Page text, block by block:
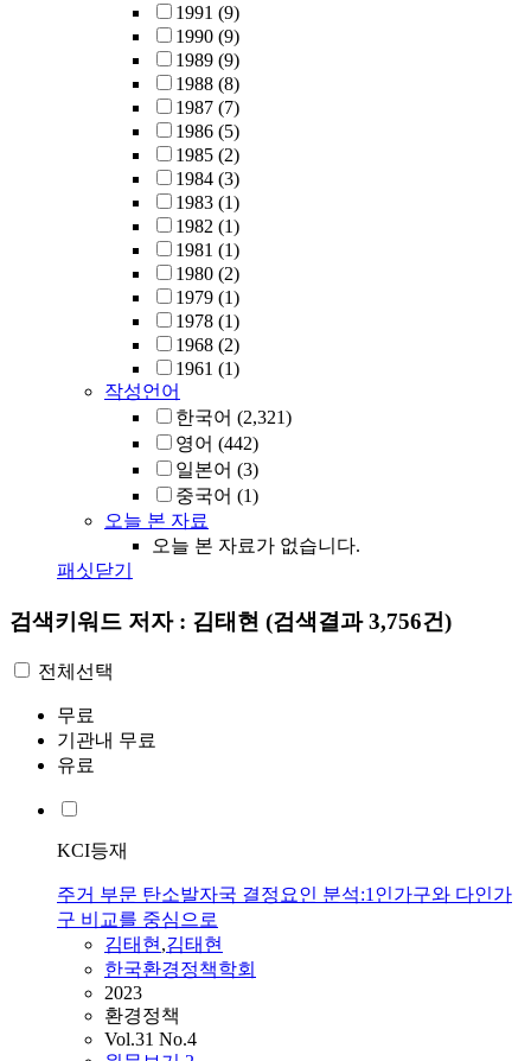
1991 (9)
1990 (9)
1989 (9)
1988 (8)
1987 (7)
1986 (5)
1985 (2)
1984 (3)
1983 (1)
1982 (1)
1981 (1)
1980 (2)
1979 (1)
1978 (1)
1968 (2)
1961 (1)
작성언어
한국어 (2,321)
영어 (442)
일본어 (3)
중국어 (1)
오늘 본 자료
오늘 본 자료가 없습니다.
패싯닫기
검색키워드 저자 : 김태현 (검색결과 3,756건)
전체선택
무료
기관내 무료
유료
KCI등재
주거 부문 탄소발자국 결정요인 분석:1인가구와 다인가
구 비교를 중심으로
김태현,김태현
한국환경정책학회
2023
환경정책
Vol.31 No.4